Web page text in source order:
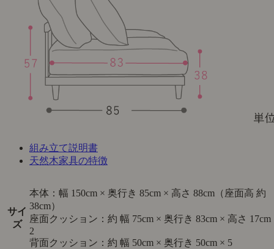
組み立て説明書
天然木家具の特徴
サイ
ズ
本体：幅 150cm × 奥行き 85cm × 高さ 88cm（座面高 約
38cm）
座面クッション：約 幅 75cm × 奥行き 83cm × 高さ 17cm
2
背面クッション：約 幅 50cm × 奥行き 50cm × 5